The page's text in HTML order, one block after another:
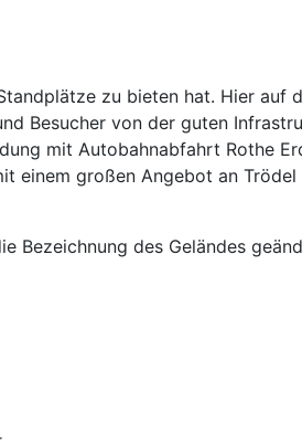
zu bieten hat. Hier auf
Besucher von der guten
mit Autobahnabfahrt Rothe
einem großen Angebot an Trödel
Bezeichnung des Geländes